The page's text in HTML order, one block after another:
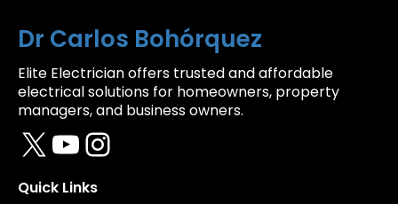
Dr Carlos Bohórquez
Elite Electrician offers trusted and affordable
electrical solutions for homeowners, property
managers, and business owners.
X YouTube Instagram
Quick Links